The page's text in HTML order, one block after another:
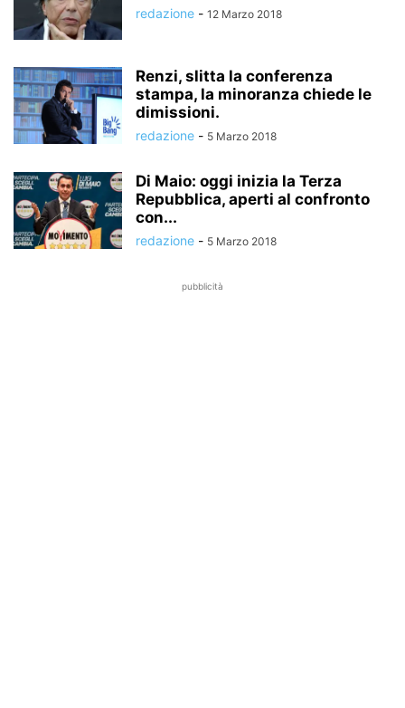
redazione - 12 Marzo 2018
Renzi, slitta la conferenza
stampa, la minoranza chiede le
dimissioni.
redazione - 5 Marzo 2018
Di Maio: oggi inizia la Terza
Repubblica, aperti al confronto
con...
redazione - 5 Marzo 2018
pubblicità